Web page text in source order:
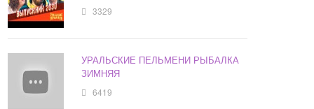
3329
УРАЛЬСКИЕ ПЕЛЬМЕНИ РЫБАЛКА
ЗИМНЯЯ
6419